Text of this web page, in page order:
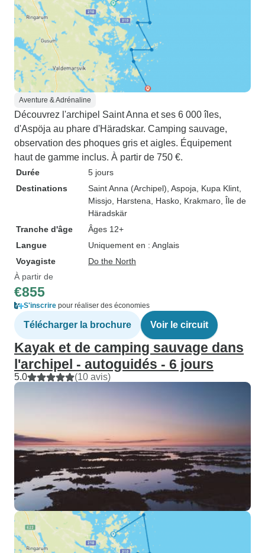
Aventure & Adrénaline
Découvrez l'archipel Saint Anna et ses 6 000 îles,
d'Aspöja au phare d'Häradskar. Camping sauvage,
observation des phoques gris et aigles. Équipement
haut de gamme inclus. À partir de 750 €.
Durée
5 jours
Destinations
Saint Anna (Archipel) , Aspoja , Kupa Klint
Missjo , Harstena , Hasko , Krakmaro , Île de
Häradskär
Tranche d'âge
Âges 12+
Langue
Uniquement en : Anglais
Voyagiste
Do the North
À partir de
€855
S'inscrire pour réaliser des économies
Télécharger la brochure Voir le circuit
Kayak et de camping sauvage dans
l'archipel - autoguidés - 6 jours
5.0 (10 avis)